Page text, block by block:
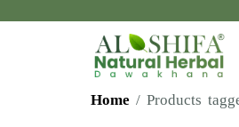
Home / Products